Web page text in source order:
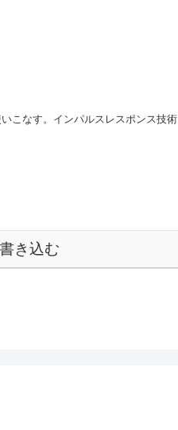
こなす。インパルスレスポンス技術
き込む